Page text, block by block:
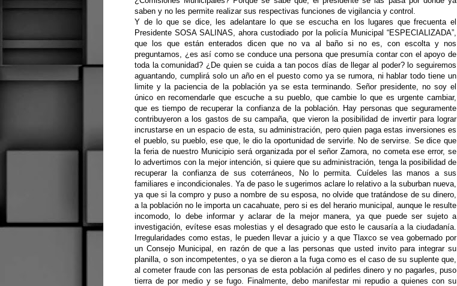
saben y no les permite realizar sus respectivas funciones de vigilancia y control.
Y de lo que se dice, les adelantare lo que se escucha en los lugares que frecuenta el
Presidente SOSA SALINAS, ahora custodiado por la policía Municipal “ESPECIALIZADA”,
que los que están enterados dicen que no va al baño si no es, con escolta y nos
preguntamos, ¿es así como se conduce una persona que presumía contar con el apoyo de
toda la comunidad? ¿De quien se cuida a tan pocos días de llegar al poder? lo seguiremos
aguantando, cumplirá solo un año en el puesto como ya se rumora, ni hablar todo tiene un
limite y la paciencia de la población ya se esta terminando. Señor presidente, no soy el
único en recomendarle que escuche a su pueblo, que cambie lo que es urgente cambiar,
que es tiempo de recuperar la confianza de la población. Hay personas que seguramente
contribuyeron a los gastos de su campaña, que vieron la posibilidad de invertir para lograr
incrustarse en un espacio de esta, su administración, pero quien paga estas inversiones es
el pueblo, su pueblo, ese que, le dio la oportunidad de servirle. No de servirse. Se dice que
la feria de nuestro Municipio será organizada por el señor Zamora, no cometa ese error, se
lo advertimos con la mejor intención, si quiere que su administración, tenga la posibilidad de
recuperar la confianza de sus coterráneos, No lo permita. Cuídeles las manos a sus
familiares e incondicionales. Ya de paso le sugerimos aclare lo relativo a la suburban nueva,
ya que si la compro y puso a nombre de su esposa, no olvide que tratándose de su dinero,
a la población no le importa un cacahuate, pero si es del herario municipal, aunque le resulte
incomodo, lo debe informar y aclarar de la mejor manera, ya que puede ser sujeto a
investigación, evítese esas molestias y el desagrado que esto le causaría a la ciudadanía.
Irregularidades como estas, le pueden llevar a juicio y a que Tlaxco se vea gobernado por
un Consejo Municipal, en razón de que a las personas que usted invito para integrar su
planilla, o son incompetentes, o ya se dieron a la fuga como es el caso de su suplente que,
al cometer fraude con las personas de esta población al pedirles dinero y no pagarles, puso
tierra de por medio y se fugo. Finalmente, debo manifestar mi repudio a quienes con su